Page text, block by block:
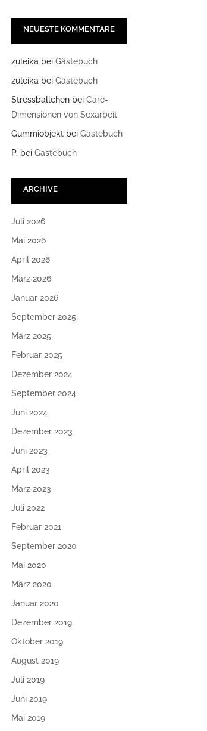
NEUESTE KOMMENTARE
zuleika beiGästebuch
zuleika beiGästebuch
Stressbällchen beiCare-
Dimensionen von Sexarbeit
Gummiobjekt beiGästebuch
P. beiGästebuch
ARCHIVE
Juli 2026
Mai 2026
April 2026
März 2026
Januar 2026
September 2025
März 2025
Februar 2025
Dezember 2024
September 2024
Juni 2024
Dezember 2023
Juni 2023
April 2023
März 2023
Juli 2022
Februar 2021
September 2020
Mai 2020
März 2020
Januar 2020
Dezember 2019
Oktober 2019
August 2019
Juli 2019
Juni 2019
Mai 2019